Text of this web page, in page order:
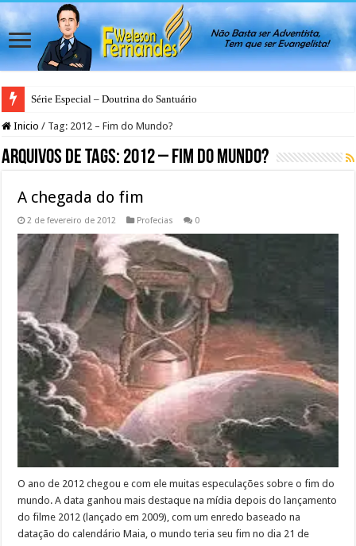
Série Especial – Doutrina do Santuário
Antes da Porta se Fechar: A Mensagem Profética do Santuário Celestial
Inicio / Tag: 2012 – Fim do Mundo?
Arquivos de Tags: 2012 – Fim do Mundo?
A chegada do fim
2 de fevereiro de 2012 Profecias 0
O ano de 2012 chegou e com ele muitas especulações sobre o fim do
mundo. A data ganhou mais destaque na mídia depois do lançamento
do filme 2012 (lançado em 2009), com um enredo baseado na
datação do calendário Maia, o mundo teria seu fim no dia 21 de